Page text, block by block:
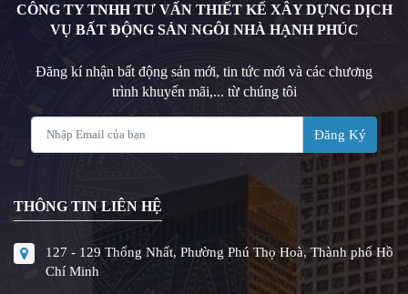
CÔNG TY TNHH TƯ VẤN THIẾT KẾ XÂY DỰNG DỊCH
VỤ BẤT ĐỘNG SẢN NGÔI NHÀ HẠNH PHÚC
Đăng kí nhận bất động sản mới, tin tức mới và các chương
trình khuyến mãi,... từ chúng tôi
Đăng Ký
THÔNG TIN LIÊN HỆ
127 - 129 Thống Nhất, Phường Phú Thọ Hoà, Thành phố Hồ
Chí Minh